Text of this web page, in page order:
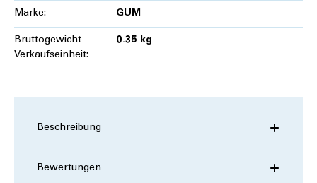
Marke: GUM
Bruttogewicht
Verkaufseinheit:
0.35 kg
Beschreibung
Bewertungen